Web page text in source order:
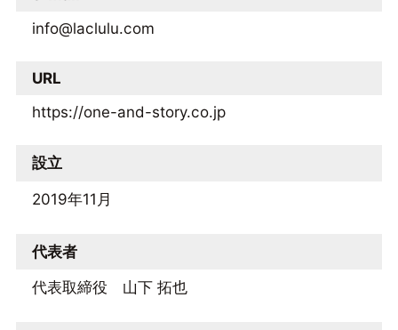
info@laclulu.com
URL
https://one-and-story.co.jp
設立
2019年11月
代表者
代表取締役 山下 拓也